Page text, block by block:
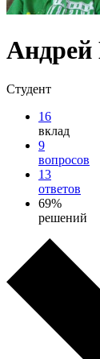
Андрей
Студент
16
вклад
9
вопросов
13
ответов
69%
решений